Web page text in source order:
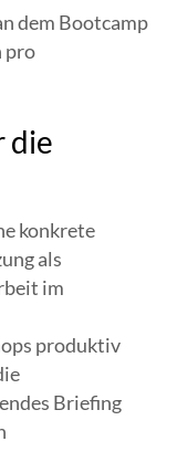
dem Bootcamp
pro
die
konkrete
als
im
produktiv
Briefing